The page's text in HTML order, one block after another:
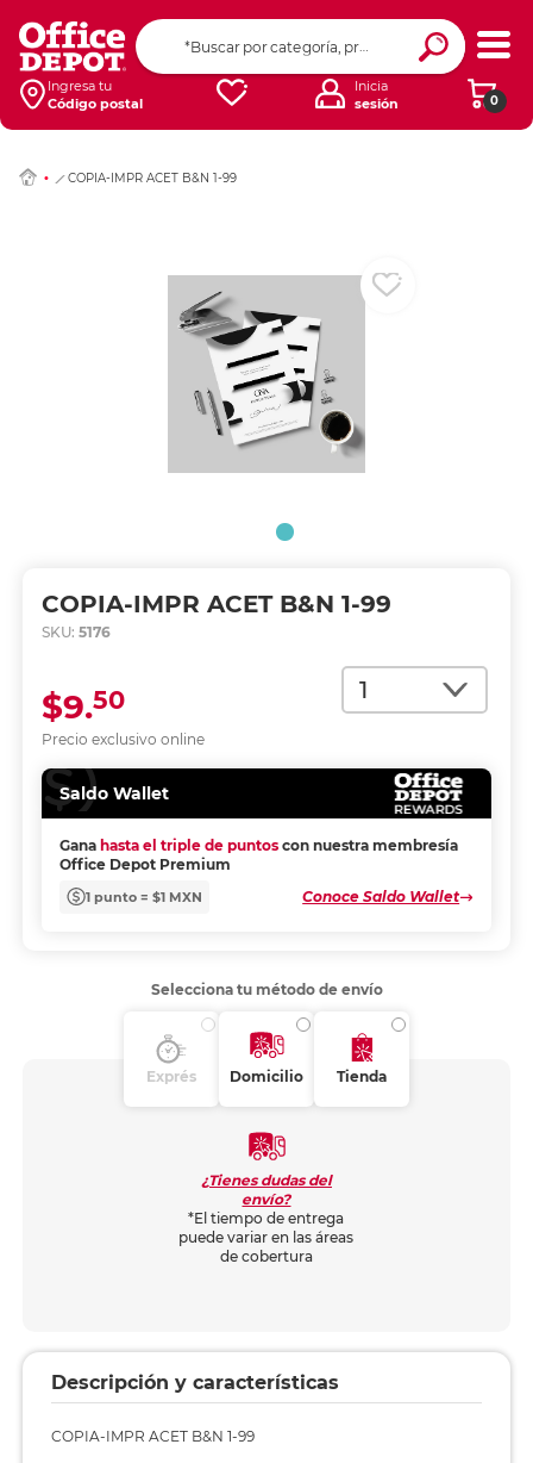
Ingresa tu
Código postal
0
Inicia
sesión
COPIA-IMPR ACET B&N 1-99
COPIA-IMPR ACET B&N 1-99
SKU: 5176
Cantidad
Precio exclusivo online
$9.50
Saldo Wallet
Gana hasta el triple de puntos con nuestra membresía
Office Depot Premium
1 punto = $1 MXN Conoce Saldo Wallet
Ingresar Codigo
Selecciona tu método de envío
Exprés Domicilio Tienda
¿Tienes dudas del
envío?
*El tiempo de entrega
puede variar en las áreas
de cobertura
Descripción y características
COPIA-IMPR ACET B&N 1-99